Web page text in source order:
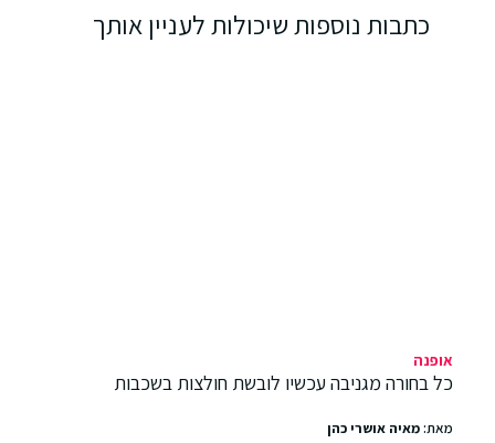
כתבות נוספות שיכולות לעניין אותך
אופנה
כל בחורה מגניבה עכשיו לובשת חולצות בשכבות
מאת:מאיה אושרי כהן